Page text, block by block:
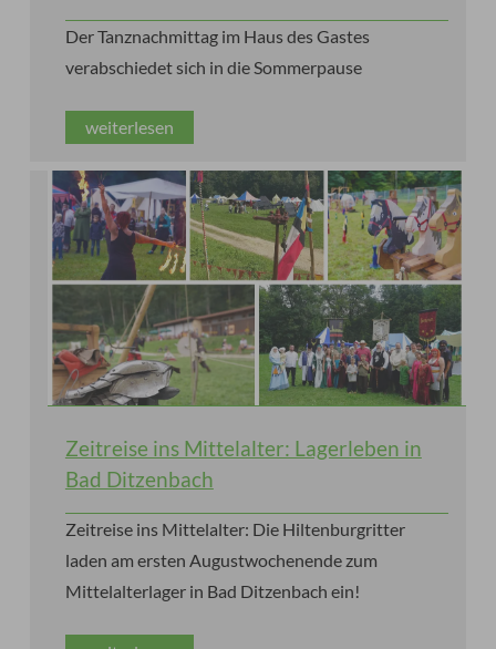
Der Tanznachmittag im Haus des Gastes
verabschiedet sich in die Sommerpause
weiterlesen
Zeitreise ins Mittelalter: Lagerleben in
Bad Ditzenbach
Zeitreise ins Mittelalter: Die Hiltenburgritter
laden am ersten Augustwochenende zum
Mittelalterlager in Bad Ditzenbach ein!